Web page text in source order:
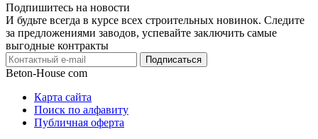
Подпишитесь на новости
И будьте всегда в курсе всех строительных новинок. Следите
за предложениями заводов, успевайте заключить самые
выгодные контракты
Подписаться
Beton-House com
Карта сайта
Поиск по алфавиту
Публичная оферта